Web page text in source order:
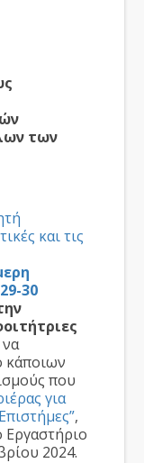
των
και τις
30
να
κάποιων
που
για
,
2024.